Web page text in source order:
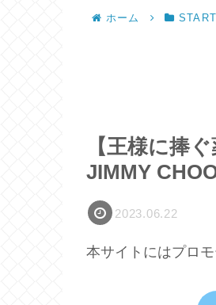
ホーム
【王様に捧
JIMMY
2023.06.22
本サイトにはプロ